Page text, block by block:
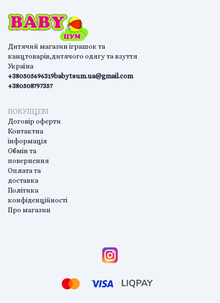
Дитячий магазин іграшок та
канцтоварів,дитячого одягу та взуття
Україна
+380505696319
+380508797357
babytsum.ua@gmail.com
ПОКУПЦЕВІ
Договір оферти
Контактна
інформація
Обмін та
повернення
Оплата та
доставка
Політика
конфіденційності
Про магазин